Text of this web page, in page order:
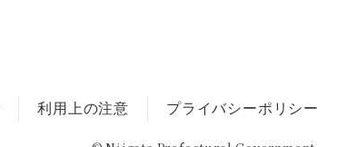
利用上の注意 プライバシーポリシー